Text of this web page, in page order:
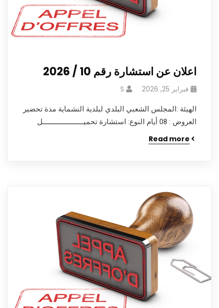
اعلان عن استشارة رقم 10 / 2026
فبراير 25, 2026 S
الهيئة :المجلس الشعبي البلدي لبلدية النشماية مدة تحضير
العروض : 08 أيام النوع: استشارة تحميـــــــــــــــــــــل
Read more